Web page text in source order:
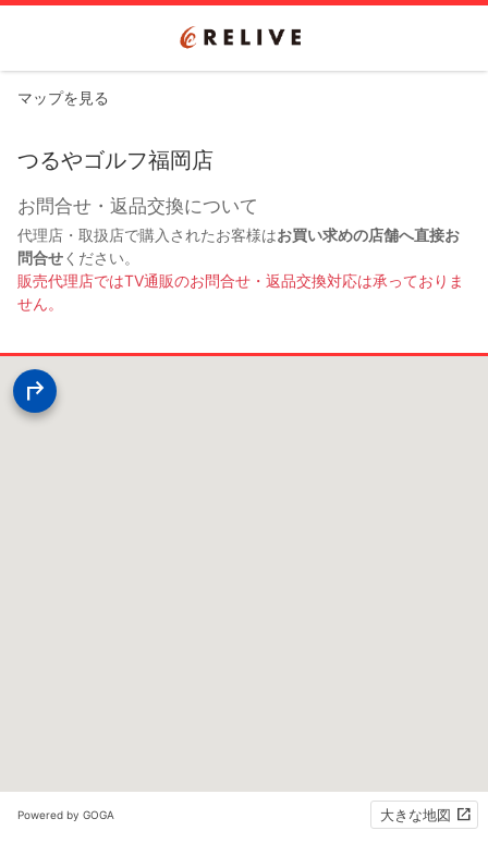
マップを見る
つるやゴルフ福岡店
お問合せ・返品交換について
代理店・取扱店で購入されたお客様はお買い求めの店舗へ直接お
問合せください。
販売代理店ではTV通販のお問合せ・返品交換対応は承っておりま
せん。
Powered by GOGA 大きな地図